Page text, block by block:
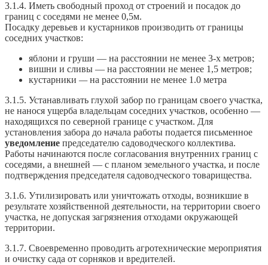
3.1.4. Иметь свободный проход от строений и посадок до
границ с соседями не менее 0,5м.
Посадку деревьев и кустарников производить от границы
соседних участков:
яблони и груши — на расстоянии не менее 3-х метров;
вишни и сливы — на расстоянии не менее 1,5 метров;
кустарники —на расстоянии не менее 1.0 метра
3.1.5. Устанавливать глухой забор по границам своего участка,
не нанося ущерба владельцам соседних участков, особенно —
находящихся по северной границе с участком. Для
установления забора до начала работы подается письменное
уведомление председателю садоводческого коллектива.
Работы начинаются после согласования внутренних границ с
соседями, а внешней — с планом земельного участка, и после
подтверждения председателя садоводческого товарищества.
3.1.6. Утилизировать или уничтожать отходы, возникшие в
результате хозяйственной деятельности, на территории своего
участка, не допуская загрязнения отходами окружающей
территории.
3.1.7. Своевременно проводить агротехнические мероприятия
и очистку сада от сорняков и вредителей.